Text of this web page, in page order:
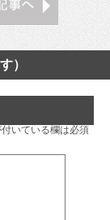
）
いている欄は必須